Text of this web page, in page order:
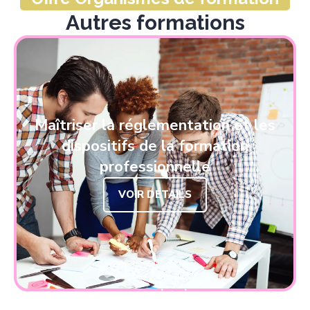
Autres formations
Maîtriser la réglementation et les
dispositifs de la formation
professionnelle
VOIR DÉTAILS